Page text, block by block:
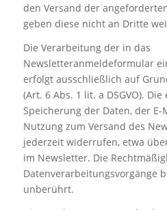
den Versand der
geben diese nicht an Dritte
Die Verarbeitung der in das
Newsletteranmeldeformular
erfolgt ausschließlich auf
(Art. 6 Abs. 1 lit. a DSGVO).
Speicherung der Daten, der
Nutzung zum Versand des
jederzeit widerrufen, etwa
im Newsletter. Die
Datenverarbeitungsvorgänge
unberührt.